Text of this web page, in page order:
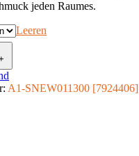
jeden Raumes.
Leeren
A1-SNEW011300 [7924406]